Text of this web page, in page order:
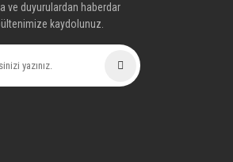
ve duyurulardan haberdar
kaydolunuz.